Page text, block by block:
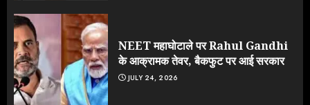
NEET महाघोटाले पर Rahul Gandhi
के आक्रामक तेवर, बैकफुट पर आई सरकार
JULY 24, 2026
5
JULY 18, 2026